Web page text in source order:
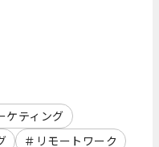
ケティング
リモートワーク